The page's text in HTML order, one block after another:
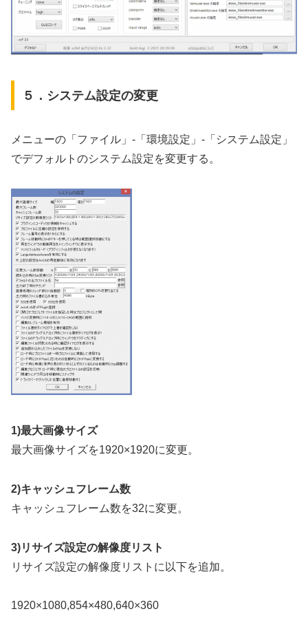
５．システム設定の変更
メニューの「ファイル」-「環境設定」-「システム設定」
でデフォルトのシステム設定を変更する。
1)最大画像サイズ
最大画像サイズを1920×1920に変更。
2)キャッシュフレーム数
キャッシュフレーム数を32に変更。
3)リサイズ設定の解像度リスト
リサイズ設定の解像度リストに以下を追加。
1920×1080,854×480,640×360